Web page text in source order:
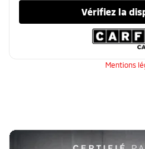
Vérifiez la
Mentions